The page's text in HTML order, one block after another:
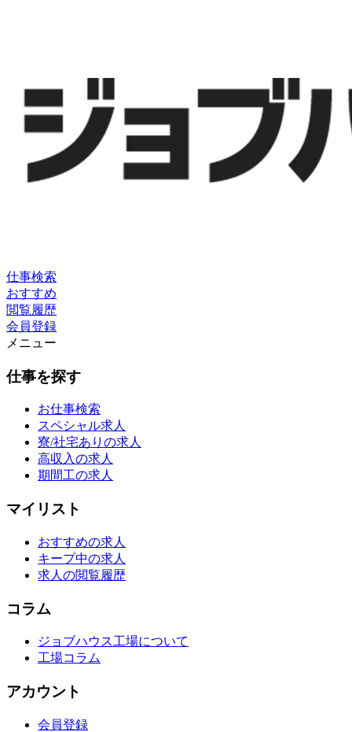
仕事検索
おすすめ
閲覧履歴
会員登録
メニュー
仕事を探す
お仕事検索
スペシャル求人
寮/社宅ありの求人
高収入の求人
期間工の求人
マイリスト
おすすめの求人
キープ中の求人
求人の閲覧履歴
コラム
ジョブハウス工場について
工場コラム
アカウント
会員登録